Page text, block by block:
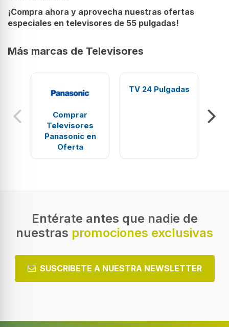
¡Compra ahora y aprovecha nuestras ofertas
especiales en televisores de 55 pulgadas!
Más marcas de Televisores
Comprar
Televisores
Panasonic en
Oferta
TV 24 Pulgadas
Entérate antes que nadie de
nuestras promociones exclusivas
SUSCRIBETE A NUESTRA NEWSLETTER